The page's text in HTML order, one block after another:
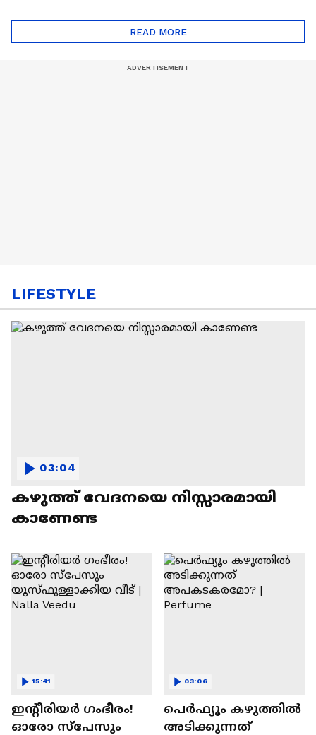
ഒറിയോണിന്റെ യാത്ര
ആരംഭിച്ചു
READ MORE
LIFESTYLE
കഴുത്ത് വേദനയെ നിസ്സാരമായി
കാണേണ്ട
03:04
ഇന്റീരിയർ ഗംഭീരം!
ഓരോ സ്‌പേസും
15:41
പെർഫ്യൂം കഴുത്തിൽ
അടിക്കുന്നത്
03:06